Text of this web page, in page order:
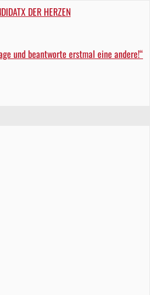
DER HERZEN
und beantworte erstmal eine andere!“